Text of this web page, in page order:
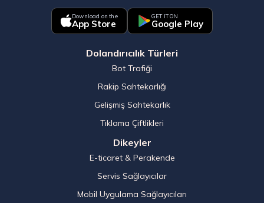
Download on the
App Store
GET IT ON
Google Play
Dolandırıcılık Türleri
Bot Trafiği
Rakip Sahtekarlığı
Gelişmiş Sahtekarlık
Tıklama Çiftlikleri
Dikeyler
E-ticaret & Perakende
Servis Sağlayıcılar
Mobil Uygulama Sağlayıcıları